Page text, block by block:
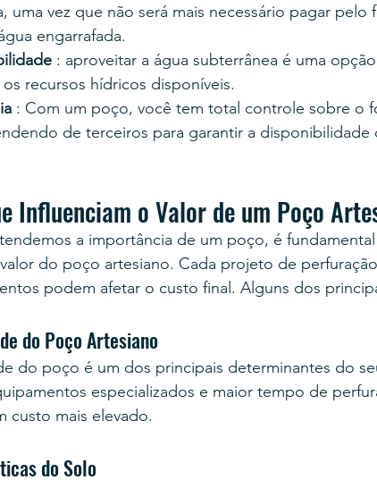
uma vez que não será mais necessário pagar
engarrafada.
: aproveitar a água subterrânea é uma
os recursos hídricos disponíveis.
: Com um poço, você tem total controle sobre o
de terceiros para garantir a disponibilidade
Influenciam o Valor de um Poço
a importância de um poço, é
do poço artesiano. Cada projeto de
podem afetar o custo final. Alguns dos
do Poço Artesiano
do poço é um dos principais determinantes do
especializados e maior tempo de
custo mais elevado.
do Solo